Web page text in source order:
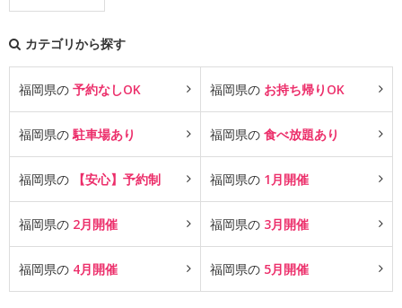
カテゴリから探す
福岡県の 予約なしOK 福岡県の お持ち帰りOK
福岡県の 駐車場あり 福岡県の 食べ放題あり
福岡県の 【安心】予約制 福岡県の 1月開催
福岡県の 2月開催 福岡県の 3月開催
福岡県の 4月開催 福岡県の 5月開催